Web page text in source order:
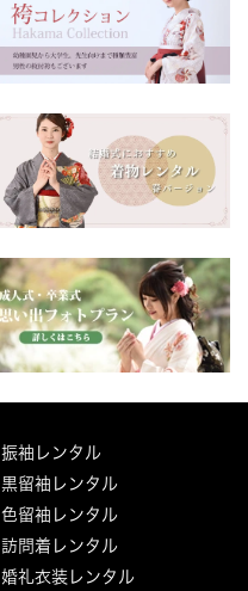
振袖レンタル
黒留袖レンタル
色留袖レンタル
訪問着レンタル
婚礼衣装レンタル